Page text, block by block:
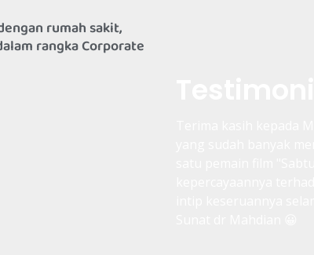
rumah sakit,
rangka Corporate